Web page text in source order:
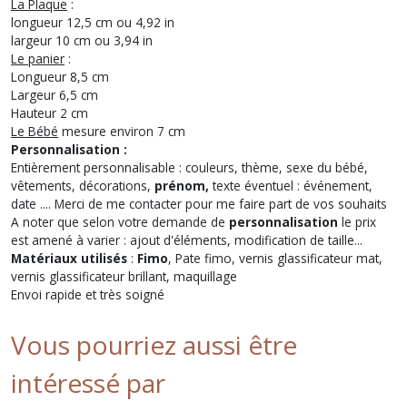
La Plaque :
longueur 12,5 cm ou 4,92 in
largeur 10 cm ou 3,94 in
Le panier :
Longueur 8,5 cm
Largeur 6,5 cm
Hauteur 2 cm
Le Bébé mesure environ 7 cm
Personnalisation :
Entièrement personnalisable : couleurs, thème, sexe du bébé,
vêtements, décorations, prénom,texte éventuel : événement,
date .... Merci de me contacter pour me faire part de vos souhaits
A noter que selon votre demande de personnalisation le prix
est amené à varier : ajout d'éléments, modification de taille...
Matériaux utilisés : Fimo, Pate fimo, vernis glassificateur mat,
vernis glassificateur brillant, maquillage
Envoi rapide et très soigné
Vous pourriez aussi être
intéressé par